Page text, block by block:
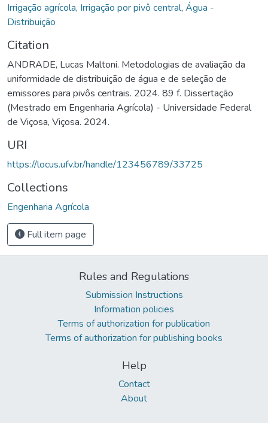
Irrigação agrícola, Irrigação por pivô central, Água -
Distribuição
Citation
ANDRADE, Lucas Maltoni. Metodologias de avaliação da
uniformidade de distribuição de água e de seleção de
emissores para pivôs centrais. 2024. 89 f. Dissertação
(Mestrado em Engenharia Agrícola) - Universidade Federal
de Viçosa, Viçosa. 2024.
URI
https://locus.ufv.br/handle/123456789/33725
Collections
Engenharia Agrícola
Full item page
Rules and Regulations
Submission Instructions
Information policies
Terms of authorization for publication
Terms of authorization for publishing books
Help
Contact
About